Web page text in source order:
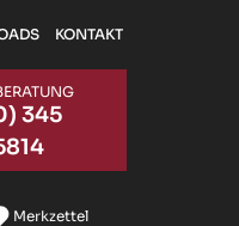
KONTAKT
345
Merkzettel